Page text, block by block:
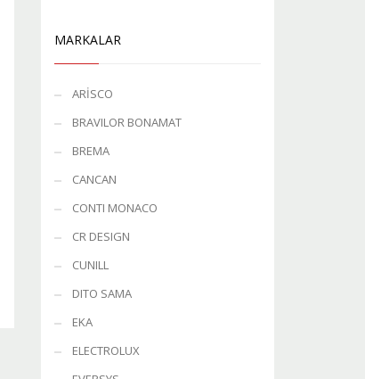
MARKALAR
ARİSCO
BRAVILOR BONAMAT
BREMA
CANCAN
CONTI MONACO
CR DESIGN
CUNILL
DITO SAMA
EKA
ELECTROLUX